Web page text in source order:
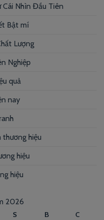
Nhìn Đầu Tiên
Bật mí
Lượng
Nghiệp
quả
nay
hiệu
hiệu
hiệu
2026
S B
C